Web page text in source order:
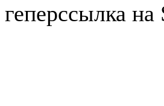
геперссылка на